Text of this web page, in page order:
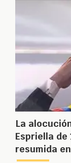
La
Espriella de
resumida